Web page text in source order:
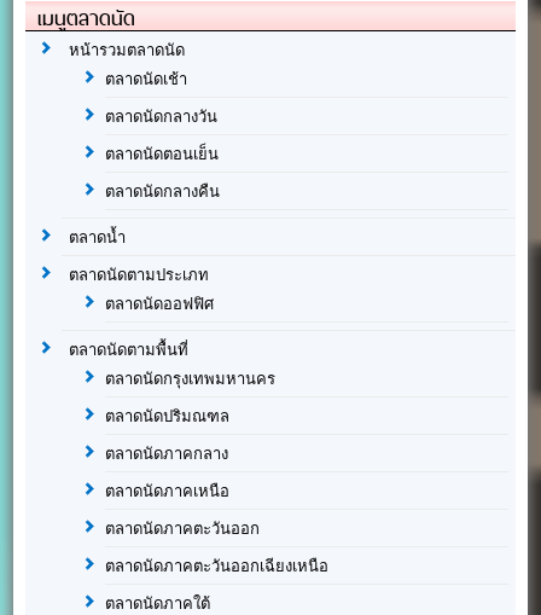
เมนูตลาดนัด
หน้ารวมตลาดนัด
ตลาดนัดเช้า
ตลาดนัดกลางวัน
ตลาดนัดตอนเย็น
ตลาดนัดกลางคืน
ตลาดน้ำ
ตลาดนัดตามประเภท
ตลาดนัดออฟฟิศ
ตลาดนัดตามพื้นที่
ตลาดนัดกรุงเทพมหานคร
ตลาดนัดปริมณฑล
ตลาดนัดภาคกลาง
ตลาดนัดภาคเหนือ
ตลาดนัดภาคตะวันออก
ตลาดนัดภาคตะวันออกเฉียงเหนือ
ตลาดนัดภาคใต้